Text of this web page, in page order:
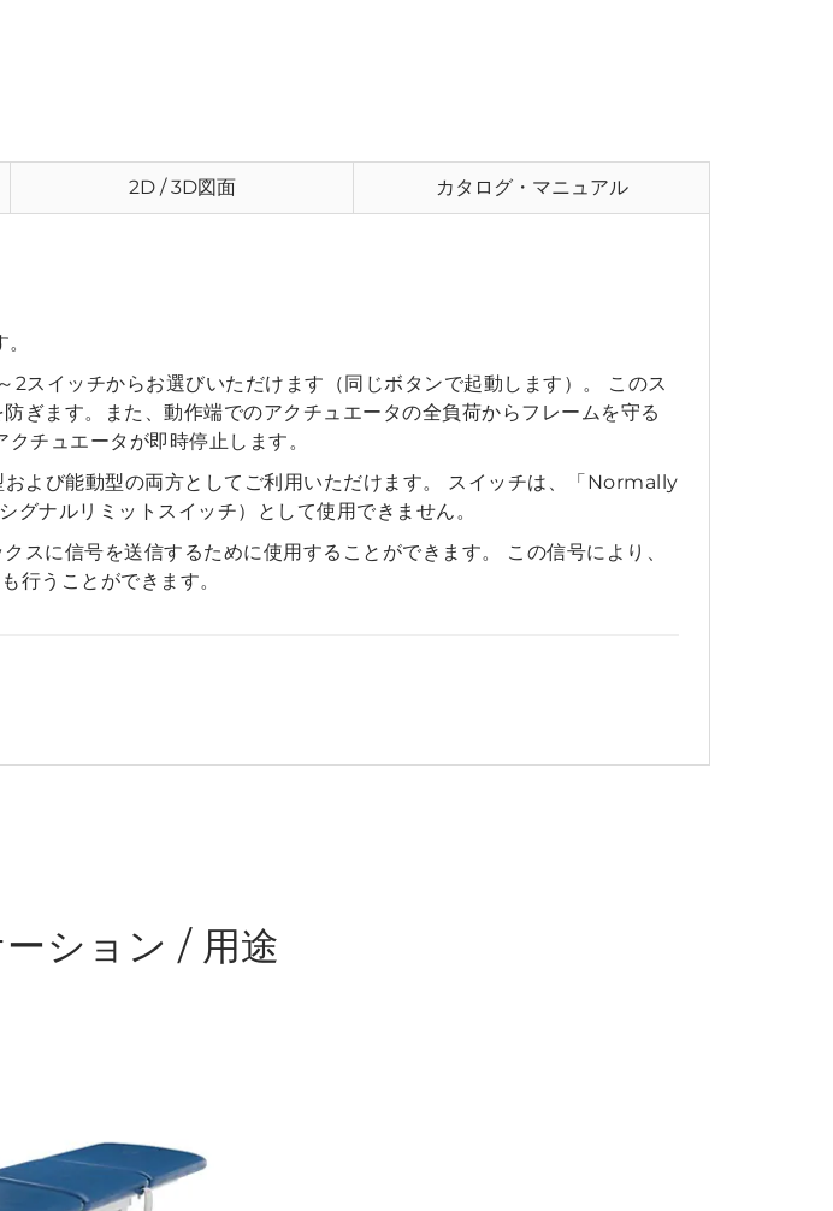
2D / 3D図面 カタログ・マニュアル
スイッチからお選びいただけます（同じボタンで起動します）。 このス
ぎます。また、動作端でのアクチュエータの全負荷からフレームを守る
チュエータが即時停止します。
び能動型の両方としてご利用いただけます。 スイッチは、「Normally
ナルリミットスイッチ）として使用できません。
スに信号を送信するために使用することができます。 この信号により、
行うことができます。
ション / 用途